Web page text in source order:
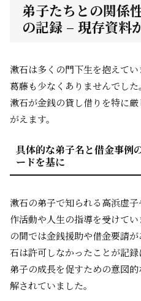
弟子たちとの関係
の記録 – 現存資料
漱石は多くの門下生を抱えて
葛藤も少なくありませんでした
漱石が金銭の貸し借りを特に
がえます。
具体的な弟子名と借金事例
ードを基に
漱石の弟子で知られる高浜虚
作活動や人生の指導を受けて
の間では金銭援助や借金要請
石は許可しなかったことが記
弟子の成長を促すための意図
解されていました。